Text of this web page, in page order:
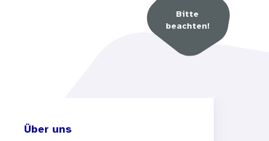
Bitte
beachten!
Über uns